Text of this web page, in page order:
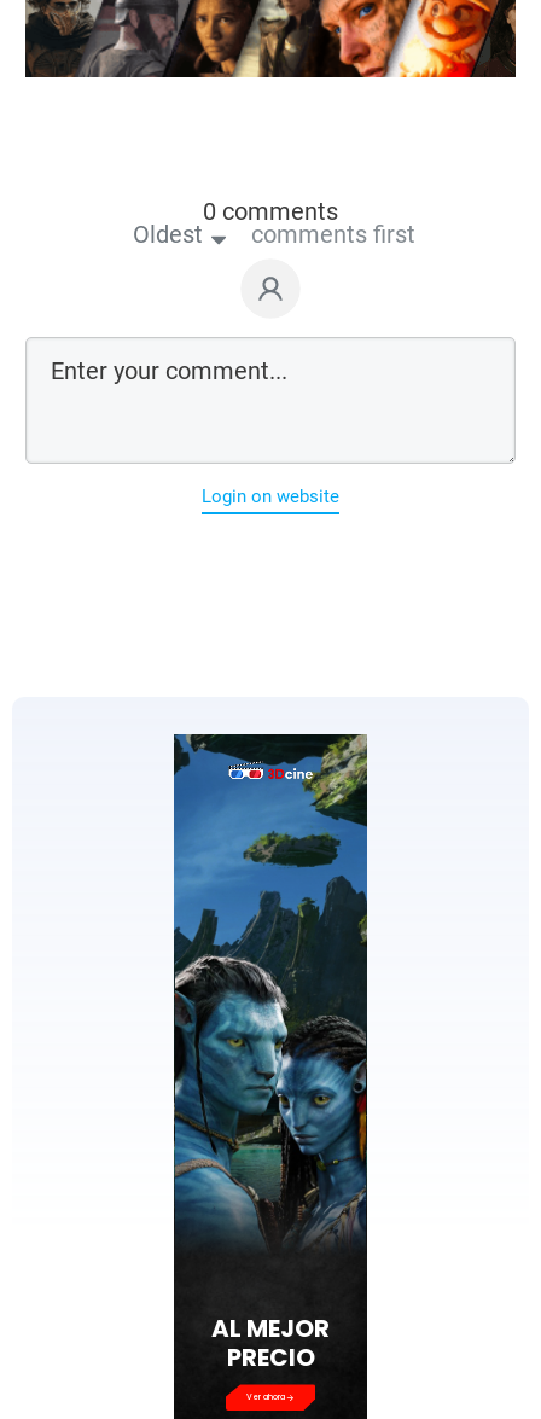
0 comments
Oldest comments first
Login on website
AL MEJOR
PRECIO
Ver ahora